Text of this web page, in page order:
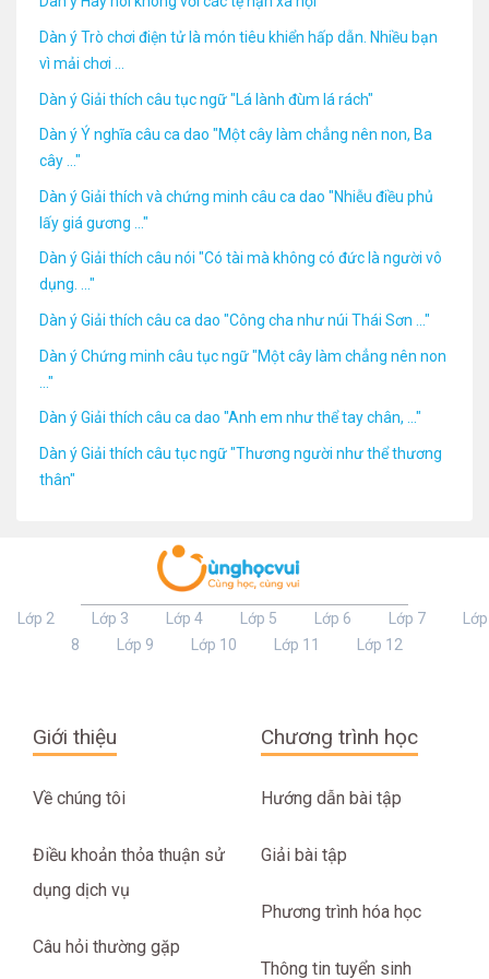
Dàn ý Trò chơi điện tử là món tiêu khiển hấp dẫn. Nhiều bạn
vì mải chơi ...
Dàn ý Giải thích câu tục ngữ "Lá lành đùm lá rách"
Dàn ý Ý nghĩa câu ca dao "Một cây làm chẳng nên non, Ba
cây ..."
Dàn ý Giải thích và chứng minh câu ca dao "Nhiễu điều phủ
lấy giá gương ..."
Dàn ý Giải thích câu nói "Có tài mà không có đức là người vô
dụng. ..."
Dàn ý Giải thích câu ca dao "Công cha như núi Thái Sơn ..."
Dàn ý Chứng minh câu tục ngữ "Một cây làm chẳng nên non
..."
Dàn ý Giải thích câu ca dao "Anh em như thể tay chân, ..."
Dàn ý Giải thích câu tục ngữ "Thương người như thể thương
thân"
Lớp 2 Lớp 3 Lớp 4 Lớp 5 Lớp 6 Lớp 7
Lớp
8
Lớp 9 Lớp 10 Lớp 11 Lớp 12
Giới thiệu
Về chúng tôi
Điều khoản thỏa thuận sử
dụng dịch vụ
Câu hỏi thường gặp
Chương trình học
Hướng dẫn bài tập
Giải bài tập
Phương trình hóa học
Thông tin tuyển sinh